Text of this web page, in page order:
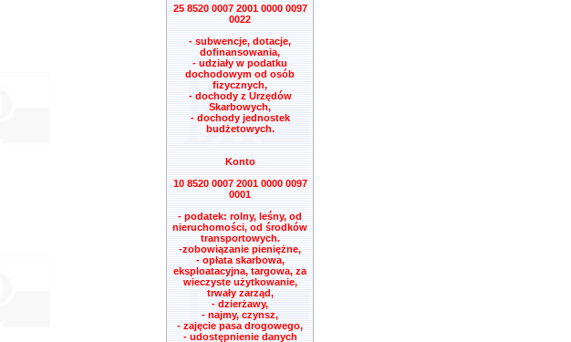
25 8520 0007 2001 0000 0097
0022
- subwencje, dotacje,
dofinansowania,
- udziały w podatku
dochodowym od osób
fizycznych,
- dochody z Urzędów
Skarbowych,
- dochody jednostek
budżetowych.
Konto
10 8520 0007 2001 0000 0097
0001
- podatek: rolny, leśny, od
nieruchomości, od środków
transportowych.
-zobowiązanie pieniężne,
- opłata skarbowa,
eksploatacyjna, targowa, za
wieczyste użytkowanie,
trwały zarząd,
- dzierżawy,
- najmy, czynsz,
- zajęcie pasa drogowego,
- udostępnienie danych